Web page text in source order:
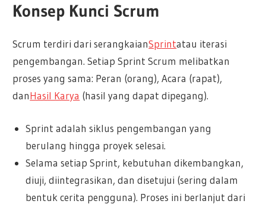
Konsep Kunci Scrum
Scrum terdiri dari serangkaianSprintatau iterasi
pengembangan. Setiap Sprint Scrum melibatkan
proses yang sama: Peran (orang), Acara (rapat),
danHasil Karya (hasil yang dapat dipegang).
Sprint adalah siklus pengembangan yang
berulang hingga proyek selesai.
Selama setiap Sprint, kebutuhan dikembangkan,
diuji, diintegrasikan, dan disetujui (sering dalam
bentuk cerita pengguna). Proses ini berlanjut dari